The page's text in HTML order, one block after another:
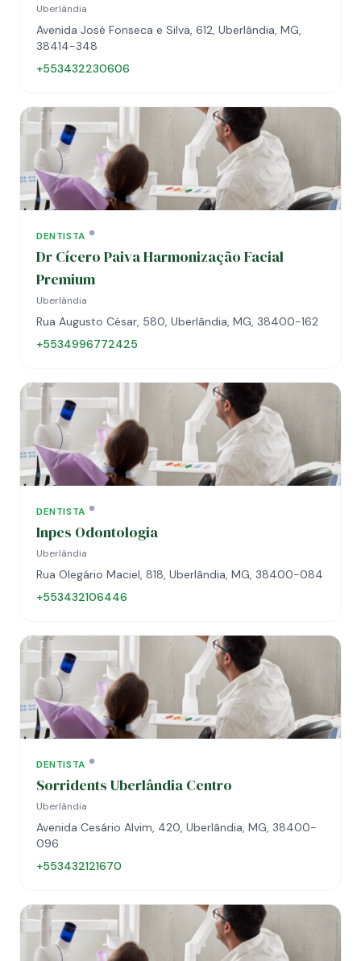
Uberlândia
Avenida José Fonseca e Silva, 612, Uberlândia, MG,
38414-348
+553432230606
DENTISTA
Dr Cícero Paiva Harmonização Facial
Premium
Uberlândia
Rua Augusto César, 580, Uberlândia, MG, 38400-162
+5534996772425
DENTISTA
Inpes Odontologia
Uberlândia
Rua Olegário Maciel, 818, Uberlândia, MG, 38400-084
+553432106446
DENTISTA
Sorridents Uberlândia Centro
Uberlândia
Avenida Cesário Alvim, 420, Uberlândia, MG, 38400-
096
+553432121670